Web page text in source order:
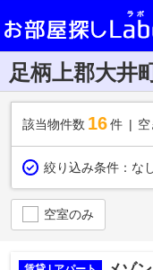
足柄上郡大井
該当物件数 16件 空
絞り込み条件： な
空室のみ